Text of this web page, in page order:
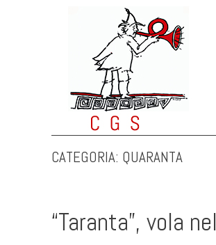
CATEGORIA: QUARANTA
“Taranta”, vola nel